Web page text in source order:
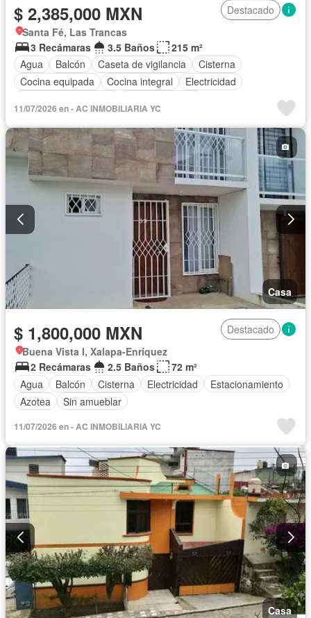
$ 2,385,000 MXN
Destacado
Santa Fé, Las Trancas
3 Recámaras
3.5 Baños
215 m²
Agua
Balcón Caseta de vigilancia
Cisterna
Cocina equipada
Cocina integral
Electricidad
Televisión por cable
Wifi Sin amueblar
11/07/2026 en - AC INMOBILIARIA YC
Casa
$ 1,800,000 MXN
Destacado
Buena Vista I, Xalapa-Enríquez
2 Recámaras
2.5 Baños
72 m²
Agua
Balcón Cisterna Electricidad
Estacionamiento
Azotea
Sin amueblar
11/07/2026 en - AC INMOBILIARIA YC
Casa